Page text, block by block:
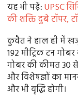
यह भी पढे़ं: UPSC
की शक्ति दुबे टॉपर,
कुवैत ने हाल ही में
192 मीट्रिक टन
गोबर की कीमत 30
और विशेषज्ञों का
और भी वृद्धि होगी।